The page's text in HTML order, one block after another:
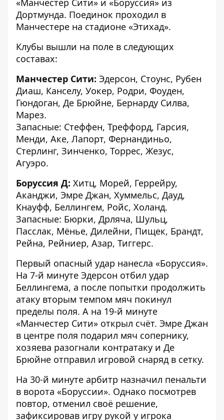
«Манчестер Сити» и «Боруссия» из
Дортмунда. Поединок проходил в
Манчестере на стадионе «Этихад».
Клубы вышли на поле в следующих
составах:
Манчестер Сити: Эдерсон, Стоунс, Рубен
Диаш, Канселу, Уокер, Родри, Фоуден,
Гюндоган, Де Брюйне, Бернарду Силва,
Марез.
Запасные: Стеффен, Треффорд, Гарсия,
Менди, Аке, Лапорт, Фернандиньо,
Стерлинг, Зинченко, Торрес, Жезус,
Агуэро.
Боруссия Д: Хитц, Морей, Геррейру,
Аканджи, Эмре Джан, Хуммельс, Дауд,
Кнауфф, Беллингем, Ройс, Холанд.
Запасные: Бюрки, Дрляча, Шульц,
Пасслак, Мёнье, Дилейни, Пищек, Брандт,
Рейна, Рейниер, Азар, Тиггерс.
Первый опасный удар нанесла «Боруссия».
На 7-й минуте Эдерсон отбил удар
Беллингема, а после попытки продолжить
атаку вторым темпом мяч покинул
пределы поля. А на 19-й минуте
«Манчестер Сити» открыл счёт. Эмре Джан
в центре поля подарил мяч сопернику,
хозяева разогнали контратаку и Де
Брюйне отправил игровой снаряд в сетку.
На 30-й минуте арбитр назначил пенальти
в ворота «Боруссии». Однако посмотрев
повтор, отменил своё решение,
зафиксировав игру рукой у игрока